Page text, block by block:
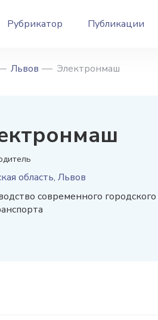
Рубрикатор Публикации
Львов Электронмаш
область, Львов
современного